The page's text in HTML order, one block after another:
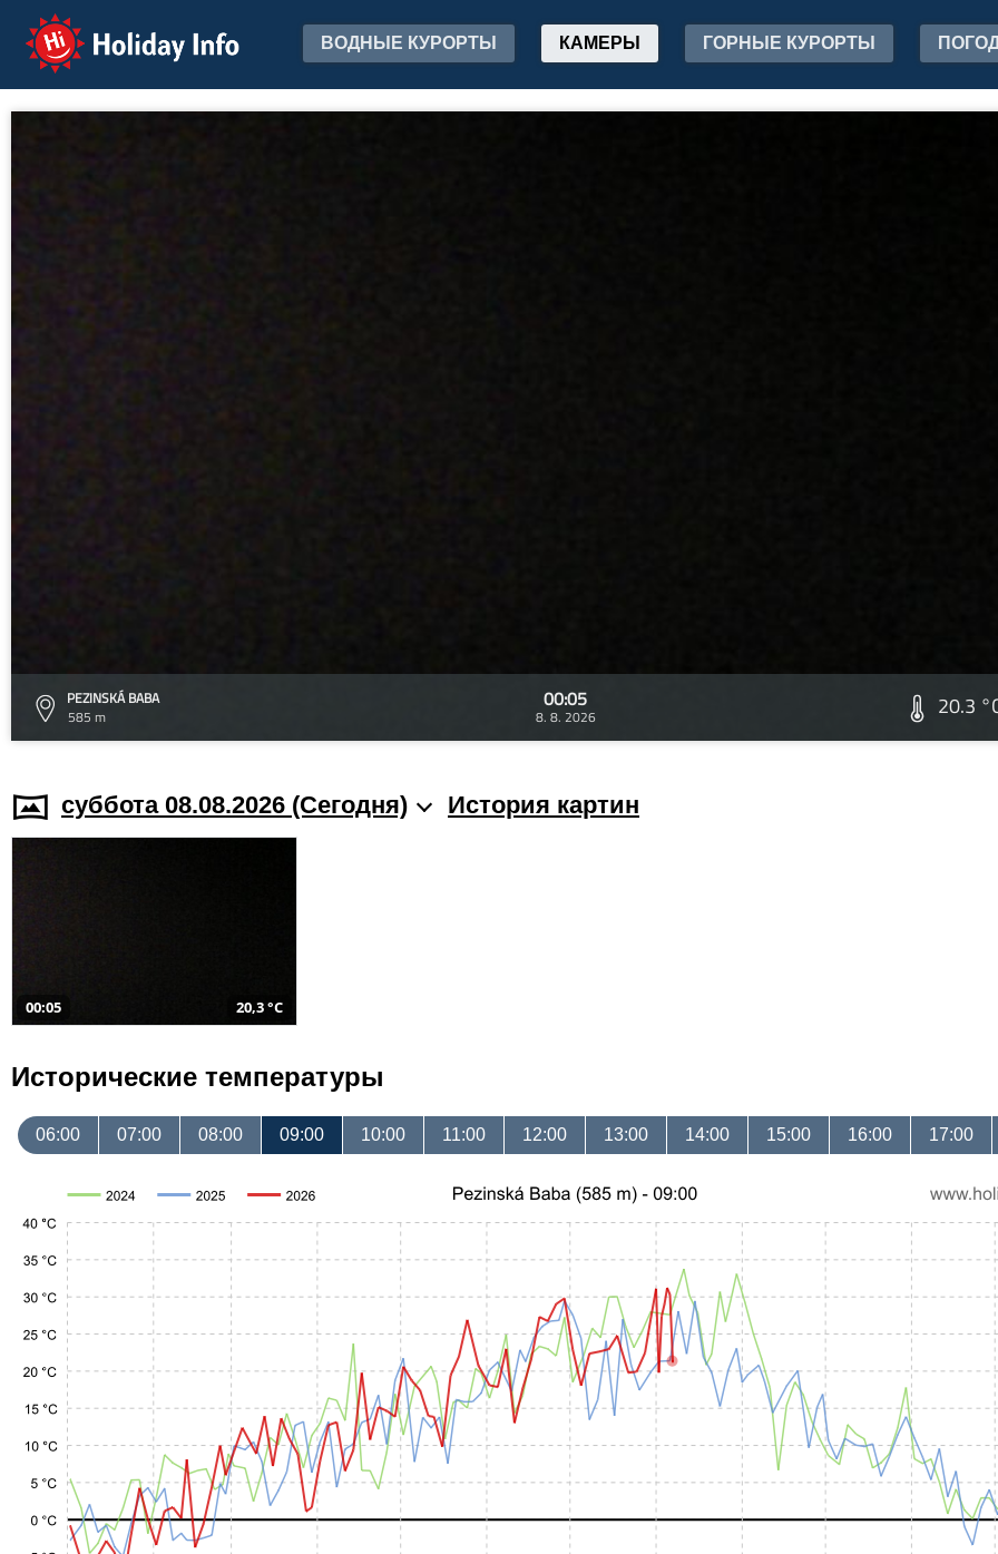
Holiday Info ВОДНЫЕ КУРОРТЫ КАМЕРЫ ГОРНЫЕ КУРОРТЫ
PEZINSKÁ BABA
585 m
00:05
8. 8. 2026 20.3
суббота 08.08.2026 (Cегодня) История картин
00:05 20,3 °C
Исторические температуры
06:00 07:00 08:00 09:00 10:00 11:00 12:00 13:00 14:00 15:00 16:00 17:00